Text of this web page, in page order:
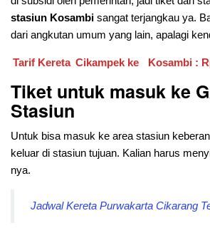
stasiun Kosambi sangat terjangkau ya.
dari angkutan umum yang lain, apalagi
Tarif Kereta Cikampek ke Kosambi :
Tiket untuk masuk ke
Stasiun
Untuk bisa masuk ke area stasiun
keluar di stasiun tujuan. Kalian harus
nya.
Jadwal Kereta Purwakarta Cikarang